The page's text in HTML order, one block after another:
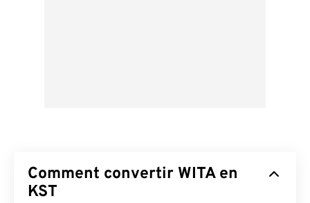
Comment convertir WITA en
KST